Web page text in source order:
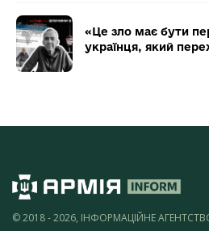
«Це зло має бути
українця, який
© 2018 - 2026, ІНФОРМАЦІЙНЕ